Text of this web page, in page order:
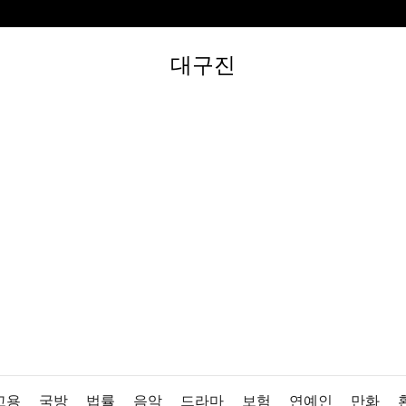
대구진
용 국방 법률 음악 드라마 보험 연예인 만화